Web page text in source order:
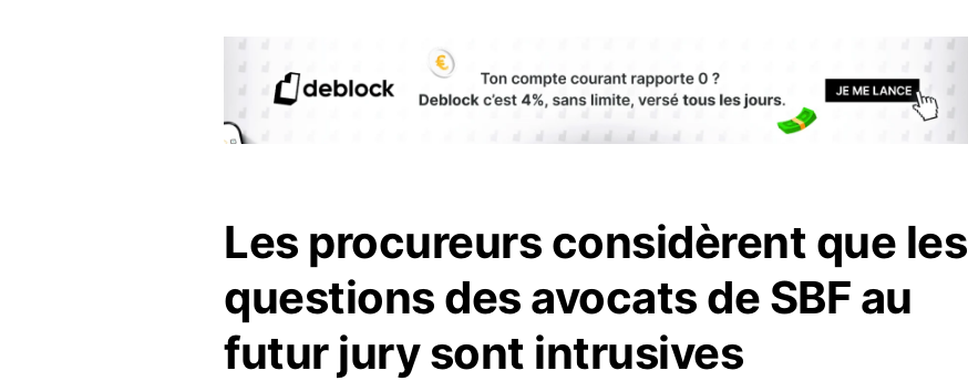
Les procureurs considèrent que les
questions des avocats de SBF au
futur jury sont intrusives